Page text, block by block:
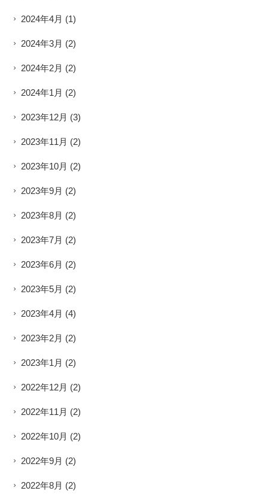
2024年4月 (1)
2024年3月 (2)
2024年2月 (2)
2024年1月 (2)
2023年12月 (3)
2023年11月 (2)
2023年10月 (2)
2023年9月 (2)
2023年8月 (2)
2023年7月 (2)
2023年6月 (2)
2023年5月 (2)
2023年4月 (4)
2023年2月 (2)
2023年1月 (2)
2022年12月 (2)
2022年11月 (2)
2022年10月 (2)
2022年9月 (2)
2022年8月 (2)